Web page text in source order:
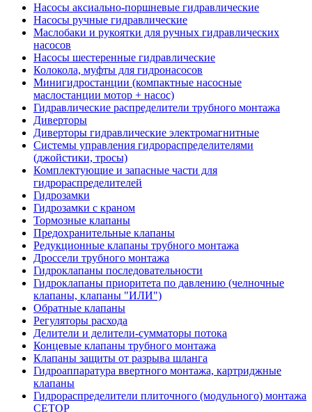
Насосы аксиально-поршневые гидравлические
Насосы ручные гидравлические
Маслобаки и рукоятки для ручных гидравлических
насосов
Насосы шестеренные гидравлические
Колокола, муфты для гидронасосов
Минигидростанции (компактные насосные
маслостанции мотор + насос)
Гидравлические распределители трубного монтажа
Диверторы
Диверторы гидравлические электромагнитные
Системы управления гидрораспределителями
(джойстики, тросы)
Комплектующие и запасные части для
гидрораспределителей
Гидрозамки
Гидрозамки с краном
Тормозные клапаны
Предохранительные клапаны
Редукционные клапаны трубного монтажа
Дроссели трубного монтажа
Гидроклапаны последовательности
Гидроклапаны приоритета по давлению (челночные
клапаны, клапаны "ИЛИ")
Обратные клапаны
Регуляторы расхода
Делители и делители-сумматоры потока
Концевые клапаны трубного монтажа
Клапаны защиты от разрыва шланга
Гидроаппаратура ввертного монтажа, картриджные
клапаны
Гидрораспределители плиточного (модульного) монтажa
CETOP